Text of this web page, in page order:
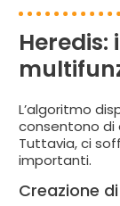
Heredis:
L’algoritmo
consentono di
Tuttavia, ci
importanti.
Creazione